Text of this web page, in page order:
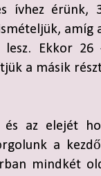
ívhez érünk,
lesz. Ekkor
a másik
és az elejét
a
mindkét